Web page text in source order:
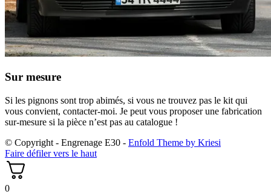
Sur mesure
Si les pignons sont trop abimés, si vous ne trouvez pas le kit qui
vous convient, contacter-moi. Je peut vous proposer une fabrication
sur-mesure si la pièce n’est pas au catalogue !
© Copyright - Engrenage E30 - Enfold Theme by Kriesi
Faire défiler vers le haut
0